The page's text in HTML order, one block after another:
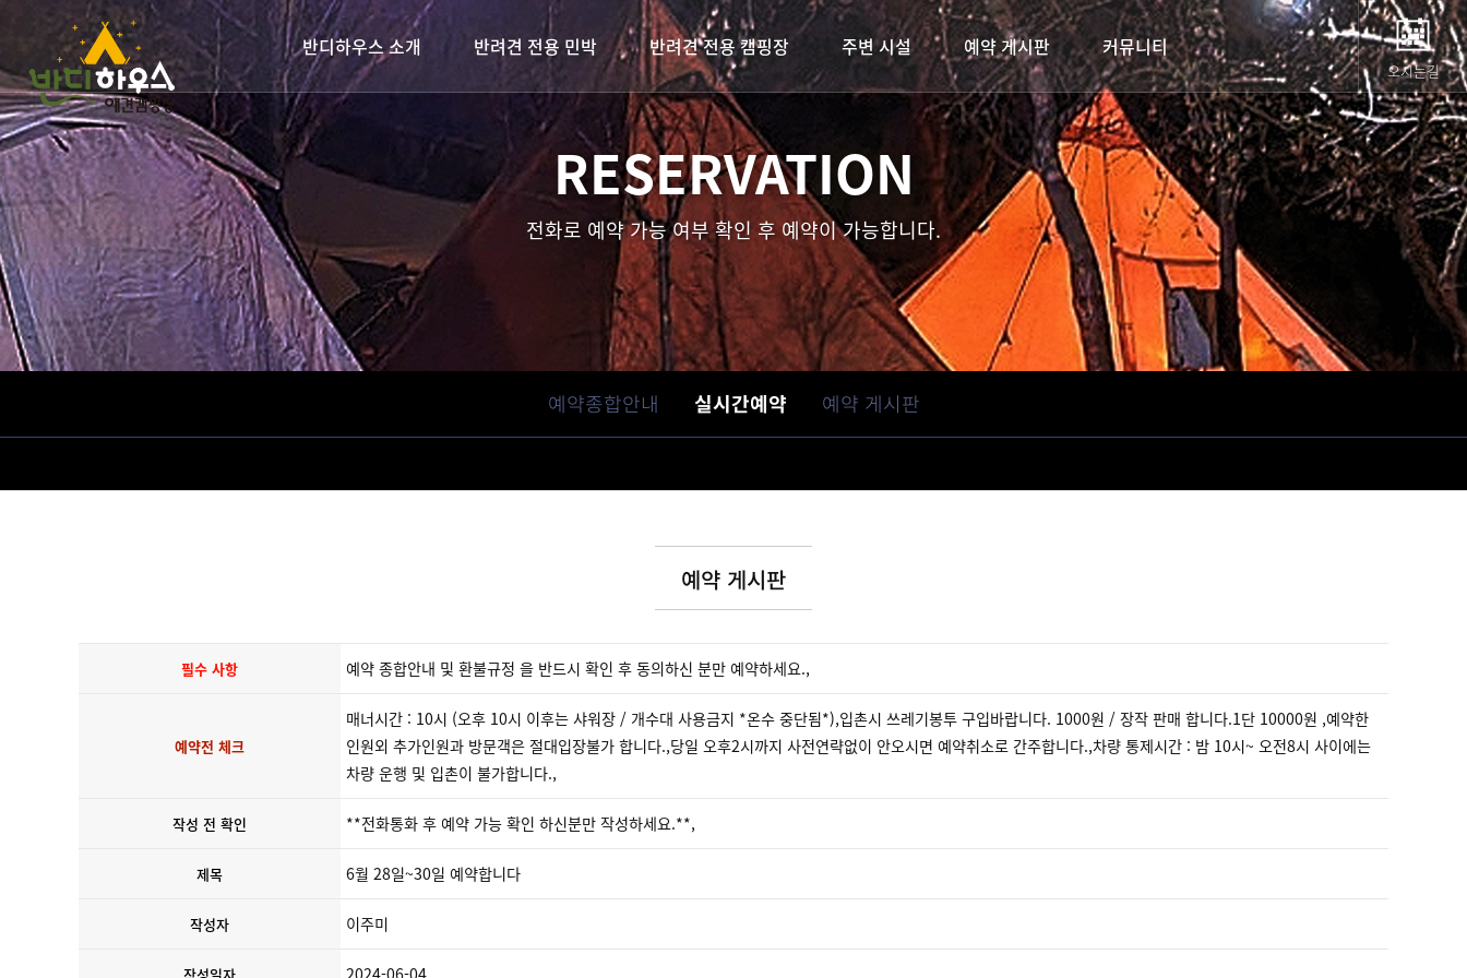
반디하우스 소개 반려견 전용 민박
객실미리보기
외부보기
반려견 전용 캠핑장
캠핑장 갤러리
편의시설 갤러리
캠핑장 이용안내
사이트 안내
주변 시설
주변관광지
주변먹거리
예약 게시판
예약종합안내
예약 게시판
커뮤니티
공지사항
포토갤러리
오시는길
RESERVATION
전화로 예약 가능 여부 확인 후 예약이 가능합니다.
예약종합안내 실시간예약 예약 게시판
예약 게시판
필수 사항 예약 종합안내 및 환불규정 을 반드시 확인 후 동의하신 분만 예약하세요.,
예약전 체크
매너시간 : 10시 (오후 10시 이후는 샤워장 / 개수대 사용금지 *온수 중단됨*),입촌시 쓰레기봉투 구입바랍니다. 1000원 / 장작 판매 합니다.1단 10000원 ,예약한
인원외 추가인원과 방문객은 절대입장불가 합니다.,당일 오후2시까지 사전연략없이 안오시면 예약취소로 간주합니다.,차량 통제시간 : 밤 10시~ 오전8시 사이에는
차량 운행 및 입촌이 불가합니다.,
작성 전 확인 **전화통화 후 예약 가능 확인 하신분만 작성하세요.**,
제목 6월 28일~30일 예약합니다
작성자 이주미